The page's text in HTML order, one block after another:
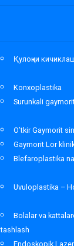
Қулоқни
Konxoplastika
Surunkali
O’tkir Gaymorit
Gaymorit Lor
Blefaroplastika
Uvuloplastika –
Bolalar va
tashlash
Endoskopik